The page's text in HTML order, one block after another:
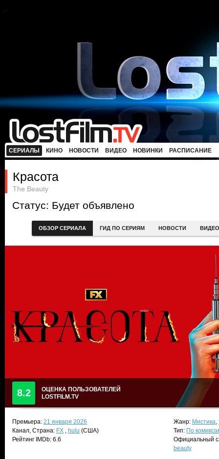
СЕРИАЛЫ КИНО НОВОСТИ ВИДЕО НОВИНКИ РАСПИСАНИЕ
Красота
The Beauty
Статус: Будет объявлено
ОБЗОР СЕРИАЛА ГИД ПО СЕРИЯМ НОВОСТИ ВИДЕО
8.2
ОЦЕНКА ПОЛЬЗОВАТЕЛЕЙ
LOSTFILM.TV
Премьера: 21 января 2026
Канал, Страна: FX , hulu (США)
Рейтинг IMDb: 6.6
Жанр: Мистика,
Тип: По
Официальный
beauty